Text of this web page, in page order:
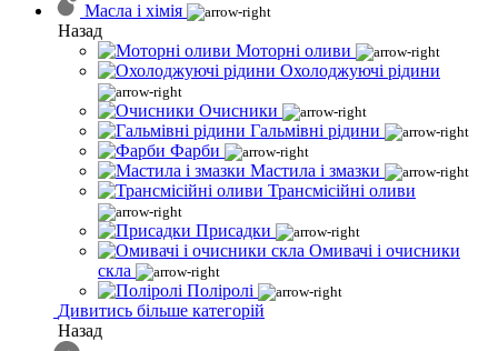
Масла і хімія
Назад
Моторні оливи
Охолоджуючі рідини
Очисники
Гальмівні рідини
Фарби
Мастила і змазки
Трансмісійні оливи
Присадки
Омивачі і очисники
скла
Поліролі
Дивитись більше категорій
Назад